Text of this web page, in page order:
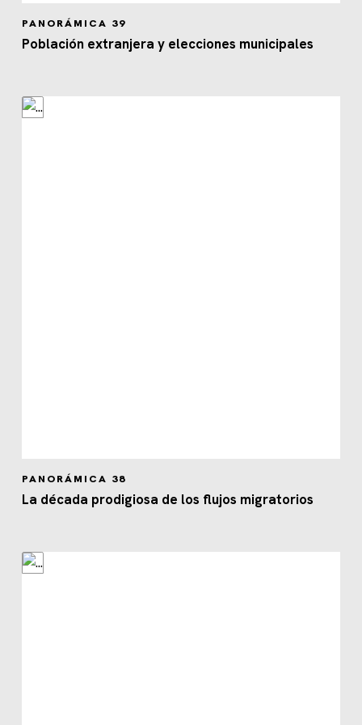
PANORÁMICA 39
Población extranjera y elecciones municipales
PANORÁMICA 38
La década prodigiosa de los flujos migratorios